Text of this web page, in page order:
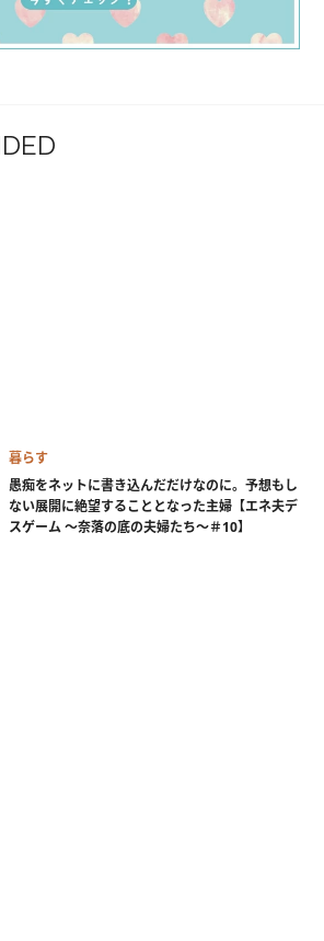
暮らす
愚痴をネットに書き込んだだけなのに。予想もし
ない展開に絶望することとなった主婦【エネ夫デ
スゲーム ～奈落の底の夫婦たち～＃10】